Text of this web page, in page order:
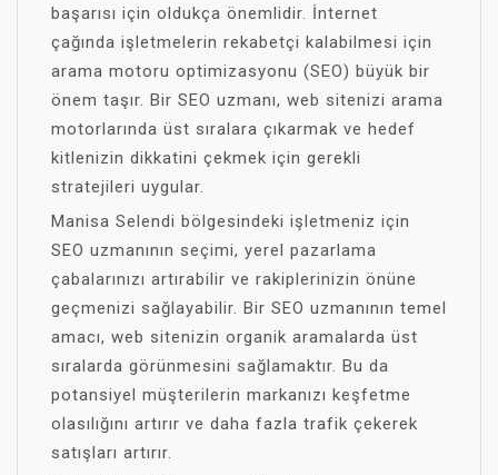
başarısı için oldukça önemlidir. İnternet
çağında işletmelerin rekabetçi kalabilmesi için
arama motoru optimizasyonu (SEO) büyük bir
önem taşır. Bir SEO uzmanı, web sitenizi arama
motorlarında üst sıralara çıkarmak ve hedef
kitlenizin dikkatini çekmek için gerekli
stratejileri uygular.
Manisa Selendi bölgesindeki işletmeniz için
SEO uzmanının seçimi, yerel pazarlama
çabalarınızı artırabilir ve rakiplerinizin önüne
geçmenizi sağlayabilir. Bir SEO uzmanının temel
amacı, web sitenizin organik aramalarda üst
sıralarda görünmesini sağlamaktır. Bu da
potansiyel müşterilerin markanızı keşfetme
olasılığını artırır ve daha fazla trafik çekerek
satışları artırır.